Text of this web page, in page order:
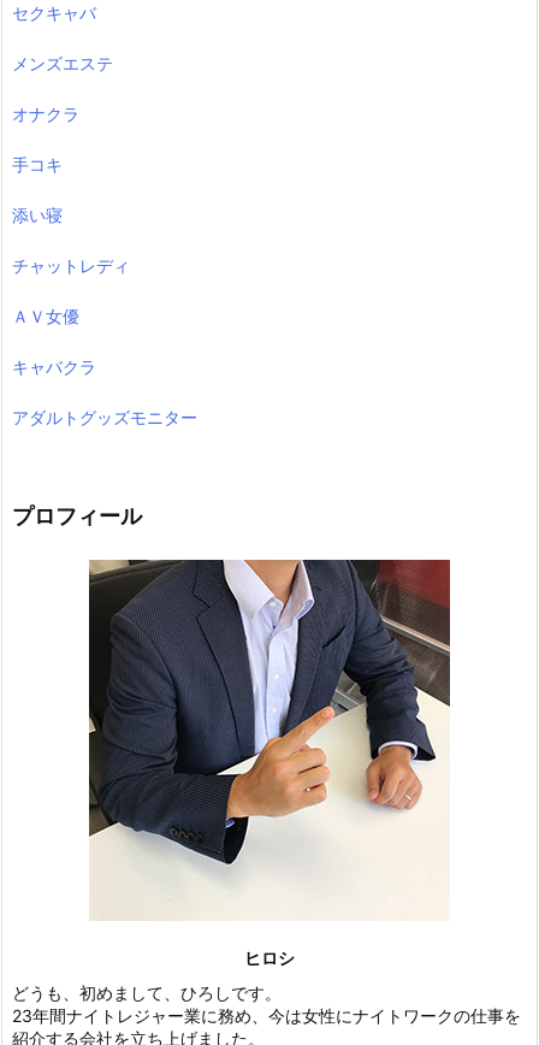
セクキャバ
メンズエステ
オナクラ
手コキ
添い寝
チャットレディ
ＡＶ女優
キャバクラ
アダルトグッズモニター
プロフィール
ヒロシ
どうも、初めまして、ひろしです。
23年間ナイトレジャー業に務め、今は女性にナイトワークの仕事を
紹介する会社を立ち上げました。